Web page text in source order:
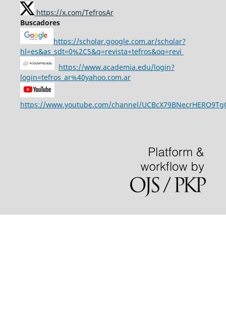
https://x.com/TefrosAr
Buscadores
https://scholar.google.com.ar/scholar?
hl=es&as_sdt=0%2C5&q=revista+tefros&oq=revi
https://www.academia.edu/login?
login=tefros_ar%40yahoo.com.ar
https://www.youtube.com/channel/